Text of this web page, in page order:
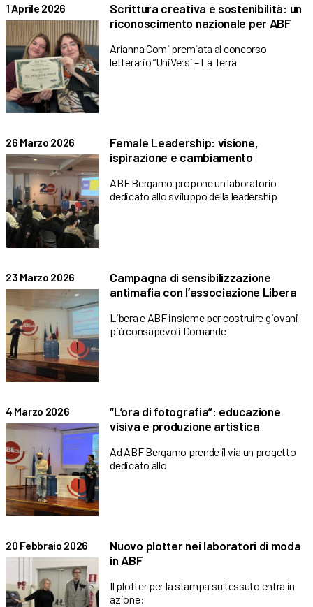
1 Aprile 2026
Scrittura creativa e sostenibilità: un
riconoscimento nazionale per ABF
Arianna Comi premiata al concorso
letterario “UniVersi – La Terra
26 Marzo 2026
Female Leadership: visione,
ispirazione e cambiamento
ABF Bergamo propone un laboratorio
dedicato allo sviluppo della leadership
23 Marzo 2026
Campagna di sensibilizzazione
antimafia con l’associazione Libera
Libera e ABF insieme per costruire giovani
più consapevoli Domande
4 Marzo 2026
“L’ora di fotografia”: educazione
visiva e produzione artistica
Ad ABF Bergamo prende il via un progetto
dedicato allo
20 Febbraio 2026
Nuovo plotter nei laboratori di moda
in ABF
Il plotter per la stampa su tessuto entra in
azione: